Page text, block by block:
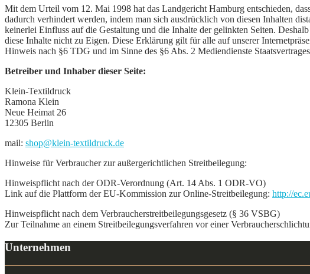
Mit dem Urteil vom 12. Mai 1998 hat das Landgericht Hamburg entschieden,
dadurch verhindert werden, indem man sich ausdrücklich von diesen Inhalten
keinerlei Einfluss auf die Gestaltung und die Inhalte der gelinkten Seiten.
diese Inhalte nicht zu Eigen. Diese Erklärung gilt für alle auf unserer
Hinweis nach §6 TDG und im Sinne des §6 Abs. 2 Mediendienste
Betreiber und Inhaber dieser Seite:
Klein-Textildruck
Ramona Klein
Neue Heimat 26
12305 Berlin
mail: shop@klein-textildruck.de
Hinweise für Verbraucher zur außergerichtlichen Streitbeilegung:
Hinweispflicht nach der ODR-Verordnung (Art. 14 Abs. 1 ODR-VO)
Link auf die Plattform der EU-Kommission zur Online-Streitbeilegung: http://
Hinweispflicht nach dem Verbraucherstreitbeilegungsgesetz (§ 36 VSBG)
Zur Teilnahme an einem Streitbeilegungsverfahren vor einer
Unternehmen